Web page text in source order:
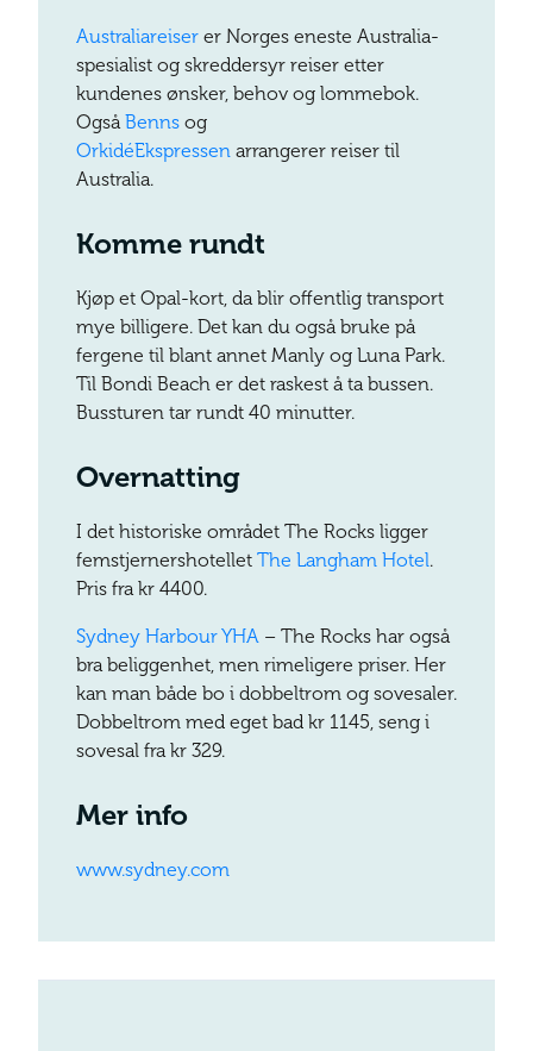
Australiareiser er Norges eneste Australia-
spesialist og skreddersyr reiser etter
kundenes ønsker, behov og lommebok.
OgsåBenns og
OrkidéEkspressen arrangerer reiser til
Australia.
Komme rundt
Kjøp et Opal-kort, da blir offentlig transport
mye billigere. Det kan du også bruke på
fergene til blant annet Manly og Luna Park.
Til Bondi Beach er det raskest å ta bussen.
Bussturen tar rundt 40 minutter.
Overnatting
I det historiske området The Rocks ligger
femstjernershotellet The Langham Hotel.
Pris fra kr 4400.
Sydney Harbour YHA – The Rocks har også
bra beliggenhet, men rimeligere priser. Her
kan man både bo i dobbeltrom og sovesaler.
Dobbeltrom med eget bad kr 1145, seng i
sovesal fra kr 329.
Mer info
www.sydney.com